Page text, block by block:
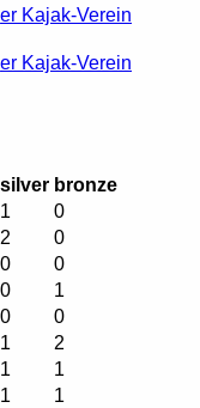
Kajak-Verein
Kajak-Verein
silver bronze
1
0
2
0
0
0
0
1
0
0
1
2
1
1
1
1